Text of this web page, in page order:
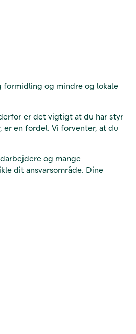
formidling og mindre og lokale
er det vigtigt at du har styr
en fordel. Vi forventer, at du
og mange
dit ansvarsområde. Dine